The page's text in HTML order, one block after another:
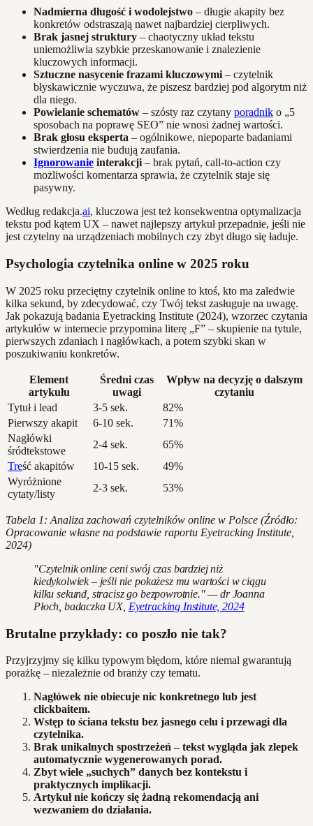
Nadmierna długość i wodolejstwo – długie akapity bez
konkretów odstraszają nawet najbardziej cierpliwych.
Brak jasnej struktury – chaotyczny układ tekstu
uniemożliwia szybkie przeskanowanie i znalezienie
kluczowych informacji.
Sztuczne nasycenie frazami kluczowymi – czytelnik
błyskawicznie wyczuwa, że piszesz bardziej pod algorytm niż
dla niego.
Powielanie schematów – szósty raz czytany poradnik o „5
sposobach na poprawę SEO” nie wnosi żadnej wartości.
Brak głosu eksperta – ogólnikowe, niepoparte badaniami
stwierdzenia nie budują zaufania.
Ignorowanie interakcji – brak pytań, call-to-action czy
możliwości komentarza sprawia, że czytelnik staje się
pasywny.
Według redakcja.ai, kluczowa jest też konsekwentna optymalizacja
tekstu pod kątem UX – nawet najlepszy artykuł przepadnie, jeśli nie
jest czytelny na urządzeniach mobilnych czy zbyt długo się ładuje.
Psychologia czytelnika online w 2025 roku
W 2025 roku przeciętny czytelnik online to ktoś, kto ma zaledwie
kilka sekund, by zdecydować, czy Twój tekst zasługuje na uwagę.
Jak pokazują badania Eyetracking Institute (2024), wzorzec czytania
artykułów w internecie przypomina literę „F” – skupienie na tytule,
pierwszych zdaniach i nagłówkach, a potem szybki skan w
poszukiwaniu konkretów.
Element
artykułu
Średni czas
uwagi
Wpływ na decyzję o dalszym
czytaniu
Tytuł i lead
3-5 sek.
82%
Pierwszy akapit
6-10 sek.
71%
Nagłówki
śródtekstowe
2-4 sek.
65%
Treść akapitów 10-15 sek.
49%
Wyróżnione
cytaty/listy
2-3 sek. 53%
Tabela 1: Analiza zachowań czytelników online w Polsce (Źródło:
Opracowanie własne na podstawie raportu Eyetracking Institute,
2024)
"Czytelnik online ceni swój czas bardziej niż
kiedykolwiek – jeśli nie pokażesz mu wartości w ciągu
kilku sekund, stracisz go bezpowrotnie." — dr Joanna
Płoch, badaczka UX, Eyetracking Institute, 2024
Brutalne przykłady: co poszło nie tak?
Przyjrzyjmy się kilku typowym błędom, które niemal gwarantują
porażkę – niezależnie od branży czy tematu.
Nagłówek nie obiecuje nic konkretnego lub jest
clickbaitem.
Wstęp to ściana tekstu bez jasnego celu i przewagi dla
czytelnika.
Brak unikalnych spostrzeżeń – tekst wygląda jak zlepek
automatycznie wygenerowanych porad.
Zbyt wiele „suchych” danych bez kontekstu i
praktycznych implikacji.
Artykuł nie kończy się żadną rekomendacją ani
wezwaniem do działania.